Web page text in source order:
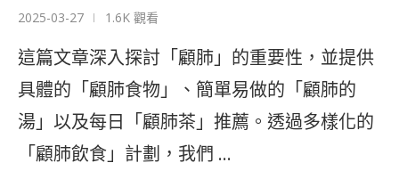
2025-03-27 1.6K 觀看
這篇文章深入探討「顧肺」的重要性，並提供
具體的「顧肺食物」、簡單易做的「顧肺的
湯」以及每日「顧肺茶」推薦。透過多樣化的
「顧肺飲食」計劃，我們 …